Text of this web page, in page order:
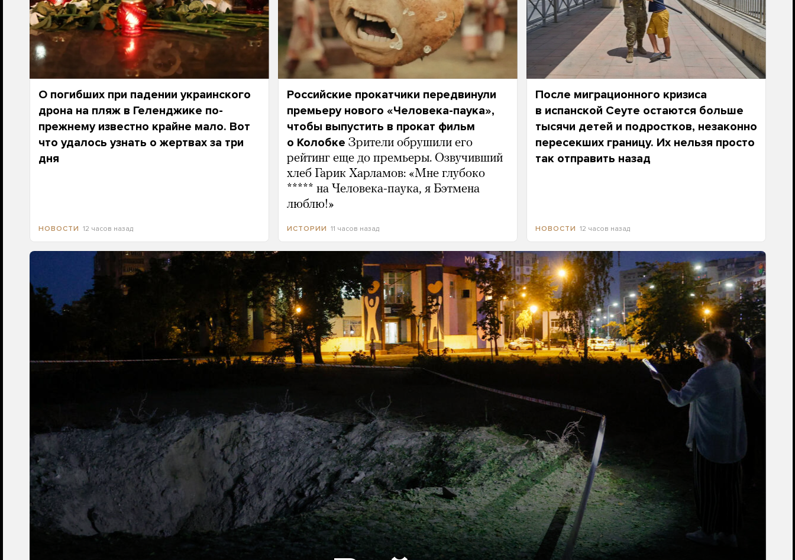
О погибших при падении украинского
дрона на пляж в Геленджике по-
прежнему известно крайне мало. Вот
что удалось узнать о жертвах за три
дня
НОВОСТИ 12 часов назад
Российские прокатчики передвинули
премьеру нового «Человека-паука»,
чтобы выпустить в прокат фильм
о Колобке Зрители обрушили его
рейтинг еще до премьеры. Озвучивший
хлеб Гарик Харламов: «Мне глубоко
***** на Человека-паука, я Бэтмена
люблю!»
ИСТОРИИ 11 часов назад
После миграционного кризиса
в испанской Сеуте остаются больше
тысячи детей и подростков, незаконно
пересекших границу. Их нельзя просто
так отправить назад
НОВОСТИ 12 часов назад